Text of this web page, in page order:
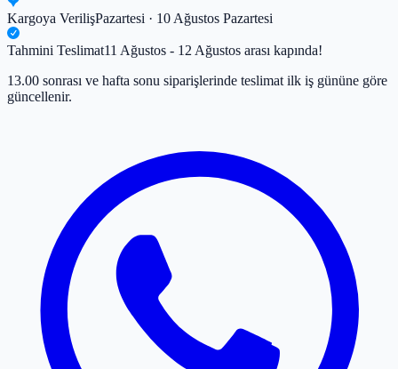
Kargoya VerilişPazartesi · 10 Ağustos Pazartesi
Tahmini Teslimat11 Ağustos - 12 Ağustos arası kapında!
13.00 sonrası ve hafta sonu siparişlerinde teslimat ilk iş gününe göre
güncellenir.